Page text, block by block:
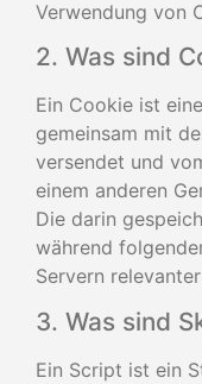
Verwendung von
2. Was sind
Ein Cookie ist
gemeinsam mit
versendet und
einem anderen
Die darin
während
Servern
3. Was sind
Ein Script ist ein